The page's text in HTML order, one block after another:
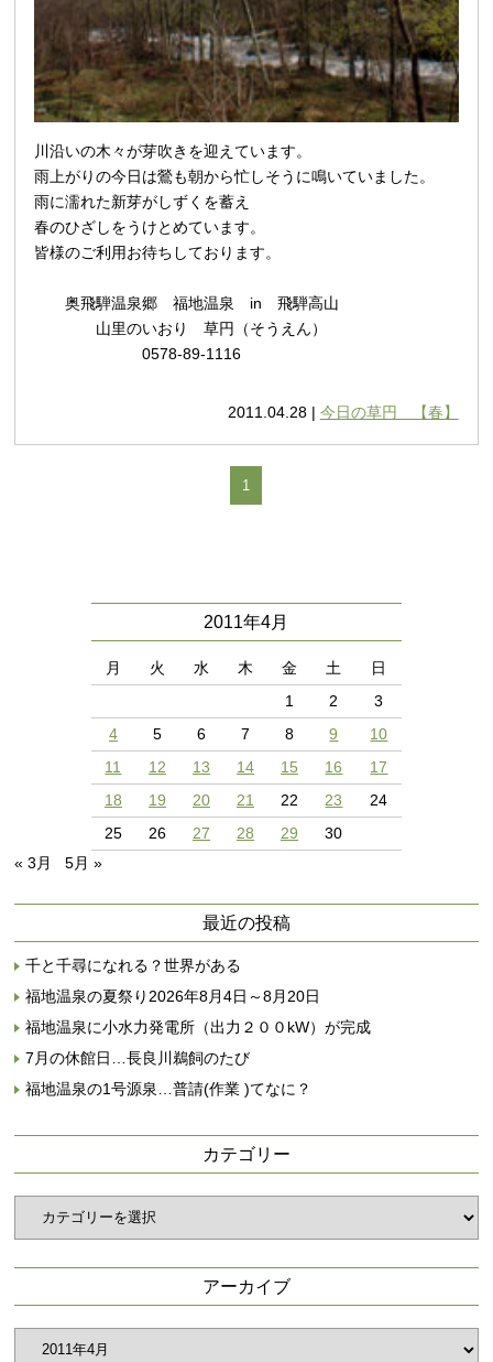
川沿いの木々が芽吹きを迎えています。
雨上がりの今日は鶯も朝から忙しそうに鳴いていました。
雨に濡れた新芽がしずくを蓄え
春のひざしをうけとめています。
皆様のご利用お待ちしております。
奥飛騨温泉郷 福地温泉 in 飛騨高山
山里のいおり 草円（そうえん）
0578-89-1116
2011.04.28 | 今日の草円 【春】
1
2011年4月
月 火 水 木 金 土 日
1 2
3
4
5 6 7 8 9
10
11
12 13 14 15 16
17
18
19 20 21 22 23
24
25
26 27 28 29 30
« 3月 5月 »
最近の投稿
千と千尋になれる？世界がある
福地温泉の夏祭り2026年8月4日～8月20日
福地温泉に小水力発電所（出力２００kW）が完成
7月の休館日…長良川鵜飼のたび
福地温泉の1号源泉…普請(作業 )てなに？
カテゴリー
カ
リ
アーカイブ
ア